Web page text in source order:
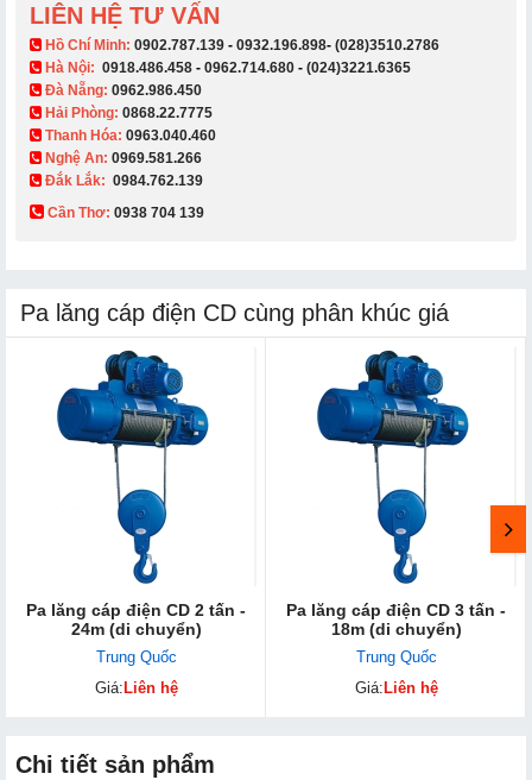
LIÊN HỆ TƯ VẤN
​ Hồ Chí Minh: 0902.787.139 - 0932.196.898- (028)3510.2786
Hà Nội: 0918.486.458 - 0962.714.680 - (024)3221.6365
Đà Nẵng: 0962.986.450
Hải Phòng: 0868.22.7775
Thanh Hóa: 0963.040.460
Nghệ An: 0969.581.266
Đắk Lắk: 0984.762.139
Cần Thơ: 0938 704 139​
Pa lăng cáp điện CD cùng phân khúc giá
Pa lăng cáp điện CD 2 tấn -
24m (di chuyển)
Trung Quốc
Giá: Liên hệ
Pa lăng cáp điện CD 3 tấn -
18m (di chuyển)
Trung Quốc
Giá: Liên hệ
Chi tiết sản phẩm